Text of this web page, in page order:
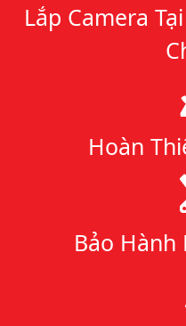
Lắp Camera
Hoàn
Bảo Hành